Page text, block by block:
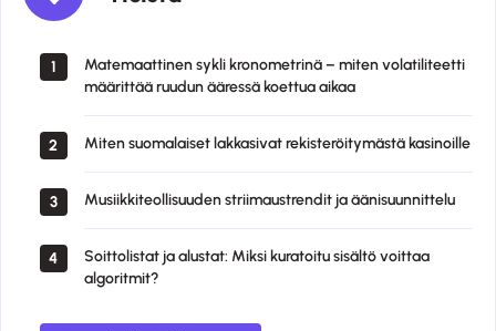
1
Matemaattinen sykli kronometrinä – miten volatiliteetti
määrittää ruudun ääressä koettua aikaa
2 Miten suomalaiset lakkasivat rekisteröitymästä kasinoille
3 Musiikkiteollisuuden striimaustrendit ja äänisuunnittelu
4
Soittolistat ja alustat: Miksi kuratoitu sisältö voittaa
algoritmit?